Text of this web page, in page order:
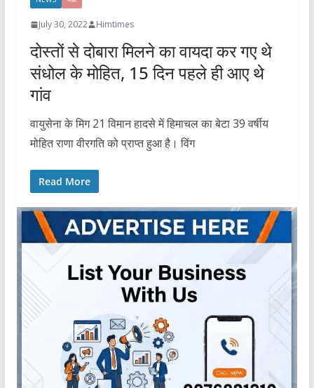
July 30, 2022 Himtimes
दोस्तों से दोबारा मिलने का वायदा कर गए थे
संधोल के मोहित, 15 दिन पहले ही आए थे
गांव
वायुसेना के मिग 21 विमान हादसे में हिमाचल का बेटा 39 वर्षीय
मोहित राणा वीरगति को प्राप्त हुआ है। विंग
Read More